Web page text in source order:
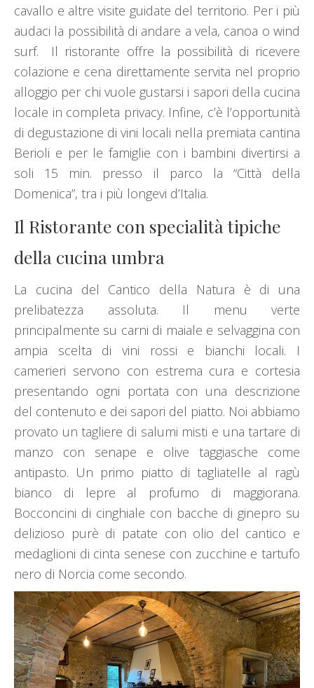
cavallo e altre visite guidate del territorio. Per i più
audaci la possibilità di andare a vela, canoa o wind
surf. Il ristorante offre la possibilità di ricevere
colazione e cena direttamente servita nel proprio
alloggio per chi vuole gustarsi i sapori della cucina
locale in completa privacy. Infine, c’è l’opportunità
di degustazione di vini locali nella premiata cantina
Berioli e per le famiglie con i bambini divertirsi a
soli 15 min. presso il parco la “Città della
Domenica”, tra i più longevi d’Italia.
Il Ristorante con specialità tipiche
della cucina umbra
La cucina del Cantico della Natura è di una
prelibatezza assoluta. Il menu verte
principalmente su carni di maiale e selvaggina con
ampia scelta di vini rossi e bianchi locali. I
camerieri servono con estrema cura e cortesia
presentando ogni portata con una descrizione
del contenuto e dei sapori del piatto. Noi abbiamo
provato un tagliere di salumi misti e una tartare di
manzo con senape e olive taggiasche come
antipasto. Un primo piatto di tagliatelle al ragù
bianco di lepre al profumo di maggiorana.
Bocconcini di cinghiale con bacche di ginepro su
delizioso purè di patate con olio del cantico e
medaglioni di cinta senese con zucchine e tartufo
nero di Norcia come secondo.